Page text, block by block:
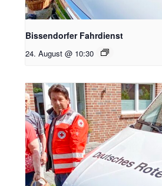
Bissendorfer Fahrdienst
24. August @ 10:30